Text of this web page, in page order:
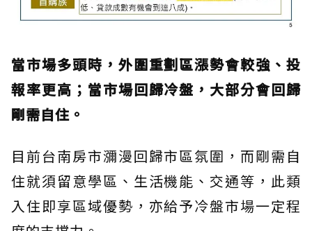
當市場多頭時，外圍重劃區漲勢會較強、投
報率更高；當市場回歸冷盤，大部分會回歸
剛需自住。
目前台南房市瀰漫回歸市區氛圍，而剛需自
住就須留意學區、生活機能、交通等，此類
入住即享區域優勢，亦給予冷盤市場一定程